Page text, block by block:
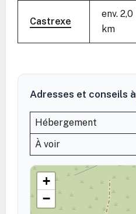
Castrexe
env. 2,0
km
Adresses et conseils à
Hébergement
À voir
+
−